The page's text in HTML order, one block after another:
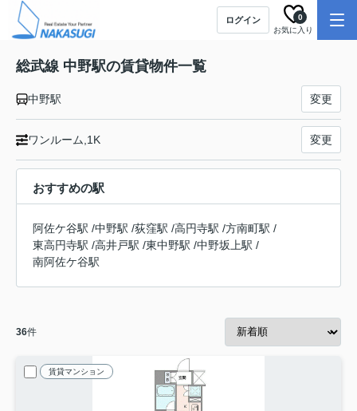
ログイン
お気に入り
0
総武線 中野駅の賃貸物件一覧
中野駅 変更
ワンルーム,1K 変更
おすすめの駅
阿佐ケ谷駅 /中野駅 /荻窪駅 /高円寺駅 /方南町駅 /
東高円寺駅 /高井戸駅 /東中野駅 /中野坂上駅 /
南阿佐ケ谷駅
36件
賃貸マンション